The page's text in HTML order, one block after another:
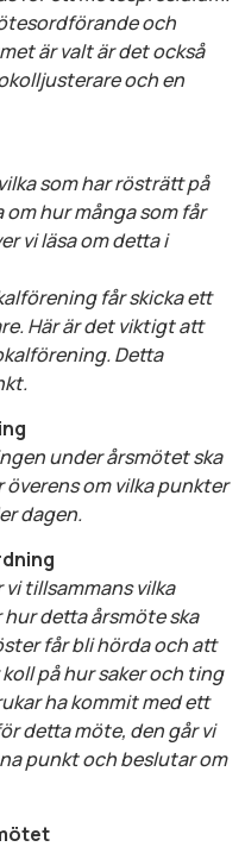
och
är valt är det också
och en
som har rösträtt på
hur många som får
vi läsa om detta i
får skicka ett
Här är det viktigt att
Detta
under årsmötet ska
överens om vilka punkter
dagen.
tillsammans vilka
detta årsmöte ska
får bli hörda och att
på hur saker och ting
ha kommit med ett
detta möte, den går vi
punkt och beslutar om